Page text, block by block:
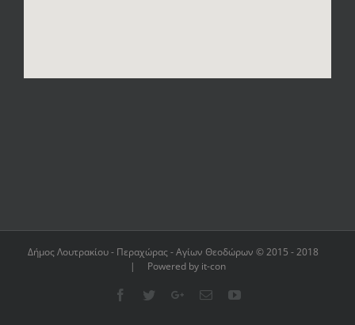
Δήμος Λουτρακίου - Περαχώρας - Αγίων Θεοδώρων © 2015 - 2018
| Powered by it-con
Facebook
TwitterGoogle+EmailYouTube